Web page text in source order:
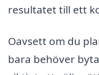
resultatet till ett
Oavsett om du
bara behöver